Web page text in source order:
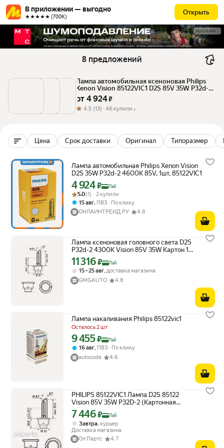
В приложении — выгодно
★★★★★ (700К)
Открыть
РЕКЛАМА
8 предложений
Лампа автомобильная ксеноновая Philips
Xenon Vision 85122VIC1 D2S 85V 35W P32d-
2/P32d-3
от 4 924 ₽
4.5 (13) · 46 купили
Цена Срок доставки Оригинал Типоразмер
Лампа автомобильная Philips Xenon Vision
D2S 35W P32d-2 4600K 85V, 1шт, 85122VIC1
Цена с картой Яндекс Пэй 4924 ₽ вместо
4 924₽ Пэй
Рейтинг товара: 5.0 из 5
Оценок: (1) · 2 купили
5.0(1) · 2 купили
15 авг, ПВЗ
По клику
ОНЛАЙНТРЕЙД.РУ
4.8
Лампа ксеноновая головного света D2S
P32d-2 4300K Vision 85V 35W Картон 1
шт от официального дистрибьютора,
PHILIPS, артикул 85122VIC1
Цена с картой Яндекс Пэй 11316 ₽ вместо
11 316₽ Пэй
15 – 25 авг, доставка магазина
GMGAUTO
4.8
Лампа накаливания Philips 85122vic1
Осталось 2 шт
Цена с картой Яндекс Пэй 9455 ₽ вместо
9 455₽ Пэй
16 авг ПВЗ
По клику
autocode
4.6
PHILIPS 85122VIC1 Лампа D2S 85122
Vision 85V 35W P32D-2 (Картонная
упаковка 1 шт.)
Цена с картой Яндекс Пэй 7446 ₽ вместо
7 446₽ Пэй
Завтра, курьер
Доставка магазина
Ол Партс
4.7